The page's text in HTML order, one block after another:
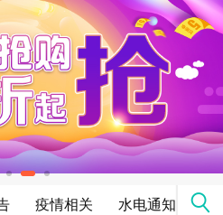
疫情相关 水电通知 法